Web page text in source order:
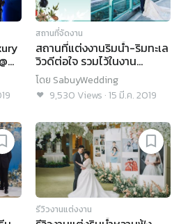
สถานที่จัดงาน
สถานที่แต่งงานริมน้ำ-ริมทะเล
วิวดีต่อใจ รวมไว้ในงาน
SabuyWedding Festival
2019!
โดย SabuyWedding
9,530 Views ·15 มี.ค. 2019
รีวิวงานแต่งงาน